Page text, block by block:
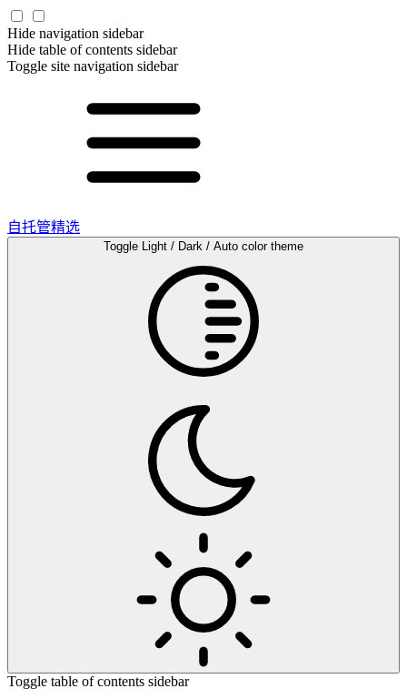
Hide navigation sidebar
Hide table of contents sidebar
Toggle site navigation sidebar
自托管精选
Toggle Light / Dark / Auto color theme
Toggle table of contents sidebar